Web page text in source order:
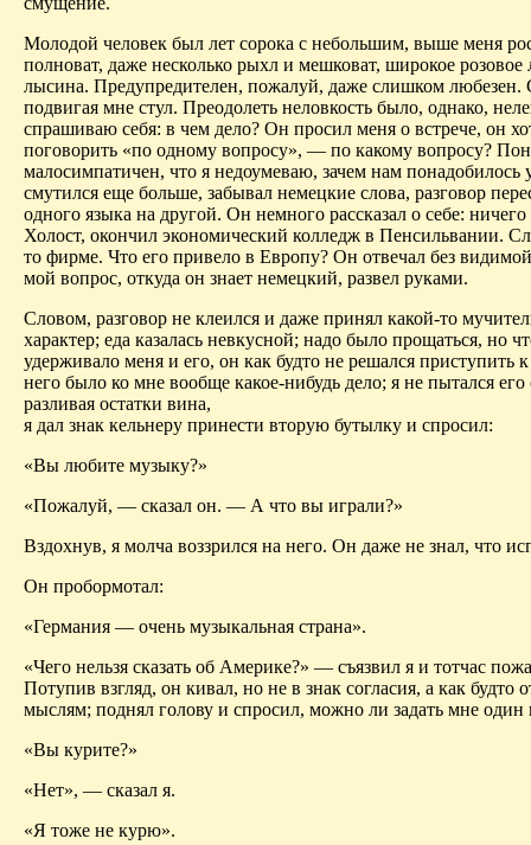
Молодой человек был лет сорока с небольшим, выше меня
полноват, даже несколько рыхл и мешковат, широкое розовое
лысина. Предупредителен, пожалуй, даже слишком любезен.
подвигая мне стул. Преодолеть неловкость было, однако,
спрашиваю себя: в чем дело? Он просил меня о встрече, он
поговорить «по одному вопросу», — по какому вопросу?
малосимпатичен, что я недоумеваю, зачем нам понадобилось
смутился еще больше, забывал немецкие слова, разговор
одного языка на другой. Он немного рассказал о себе: ничего
Холост, окончил экономический колледж в Пенсильвании.
то фирме. Что его привело в Европу? Он отвечал без
мой вопрос, откуда он знает немецкий, развел руками.
Словом, разговор не клеился и даже принял какой-то
характер; еда казалась невкусной; надо было прощаться, но
удерживало меня и его, он как будто не решался приступить к
него было ко мне вообще какое-нибудь дело; я не пытался его
разливая остатки вина,
я дал знак кельнеру принести вторую бутылку и спросил:
«Вы любите музыку?»
«Пожалуй, — сказал он. — А что вы играли?»
Вздохнув, я молча воззрился на него. Он даже не знал, что
Он пробормотал:
«Германия — очень музыкальная страна».
«Чего нельзя сказать об Америке?» — съязвил я и тотчас
Потупив взгляд, он кивал, но не в знак согласия, а как будто
мыслям; поднял голову и спросил, можно ли задать мне один
«Вы курите?»
«Нет», — сказал я.
«Я тоже не курю».